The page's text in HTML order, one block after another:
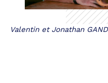
Valentin et Jonathan